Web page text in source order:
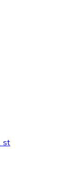
st